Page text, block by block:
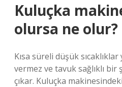
Kuluçka
olursa ne olur?
Kısa süreli düşük
vermez ve tavuk sağlıklı
çıkar. Kuluçka